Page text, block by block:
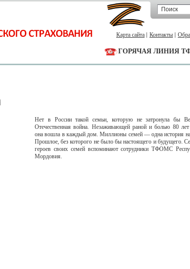
Карта сайта Контакты
ГОРЯЧАЯ ЛИНИЯ
Нет в России такой семьи, которую не затронула бы
Отечественная война. Незаживающей раной и болью 80 лет
она вошла в каждый дом. Миллионы семей — одна история
Прошлое, без которого не было бы настоящего и будущего.
героев своих семей вспоминают сотрудники ТФОМС
Мордовия.